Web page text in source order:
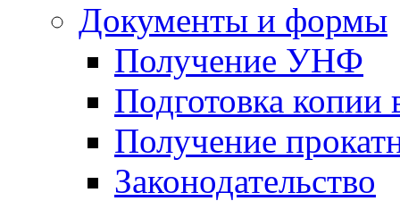
Документы и формы
Получение УНФ
Подготовка копии
Получение
Законодательство